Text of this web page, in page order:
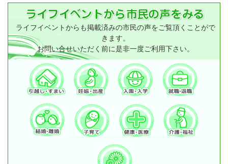
ライフイベントからも掲載済みの市民の声をご覧頂くことがで
きます。
お問い合せいただく前に是非一度ご利用下さい。